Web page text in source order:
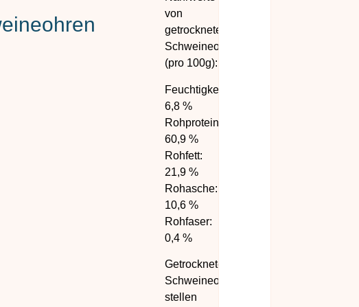
von
getrockneten
Schweineohren
(pro 100g):
Feuchtigkeit:
6,8 %
Rohprotein:
60,9 %
Rohfett:
21,9 %
Rohasche:
10,6 %
Rohfaser:
0,4 %
Getrocknete
Schweineohren
stellen